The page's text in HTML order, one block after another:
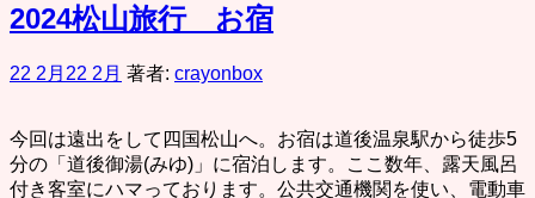
2024松山旅行 お宿
22 2月 22 2月 著者: crayonbox
今回は遠出をして四国松山へ。お宿は道後温泉駅から徒歩5
分の「道後御湯(みゆ)」に宿泊します。ここ数年、露天風呂
付き客室にハマっております。公共交通機関を使い、電動車